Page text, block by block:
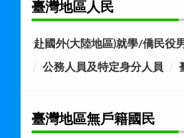
臺灣地區人民
赴國外(大陸地區)就學/僑民役
公務人員及特定身分人員
臺灣地區無戶籍國民